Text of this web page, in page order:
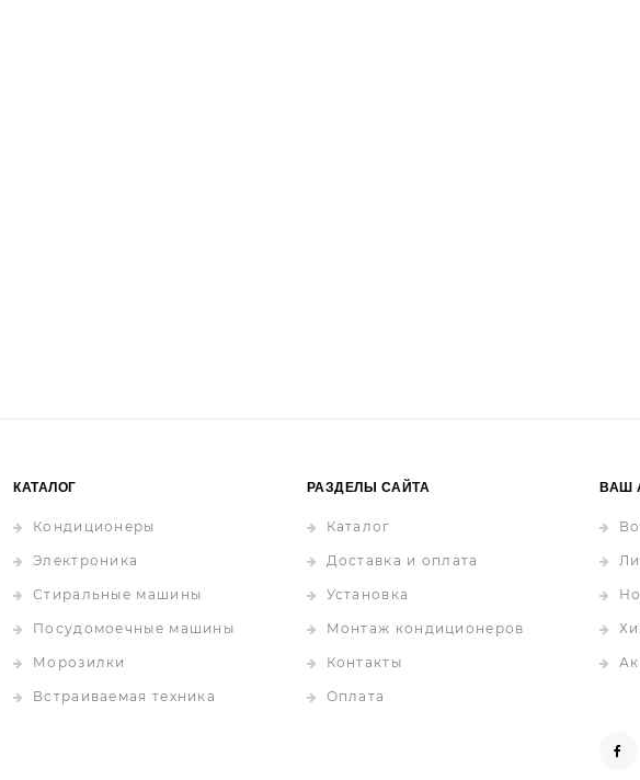
КАТАЛОГ
Кондиционеры
Электроника
Стиральные машины
Посудомоечные машины
Морозилки
Встраиваемая техника
РАЗДЕЛЫ САЙТА
Каталог
Доставка и оплата
Установка
Монтаж кондиционеров
Контакты
Оплата
ВАШ